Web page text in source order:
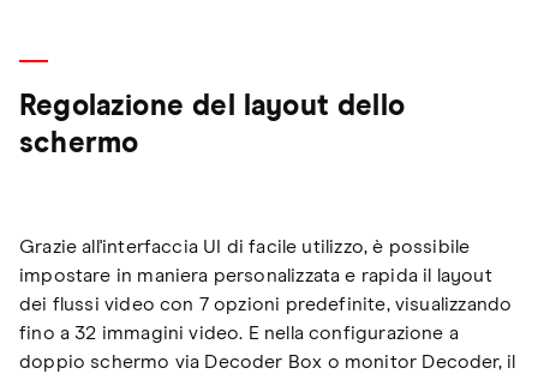
Regolazione del layout dello
schermo
Grazie all'interfaccia UI di facile utilizzo, è possibile
impostare in maniera personalizzata e rapida il layout
dei flussi video con 7 opzioni predefinite, visualizzando
fino a 32 immagini video. E nella configurazione a
doppio schermo via Decoder Box o monitor Decoder, il